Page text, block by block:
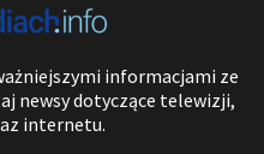
informacjami ze
newsy dotyczące telewizji,
internetu.